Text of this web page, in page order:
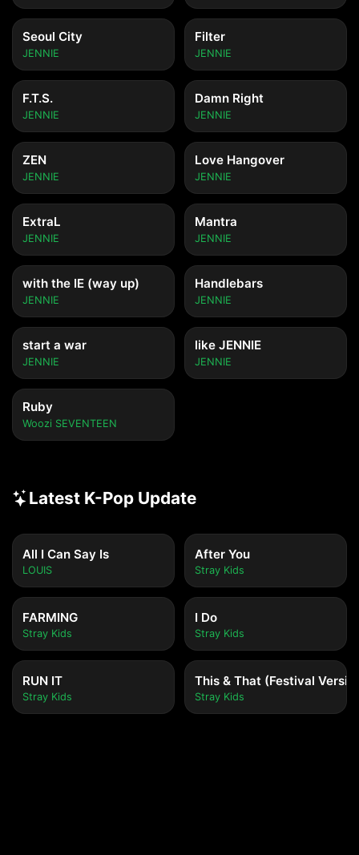
Seoul City
JENNIE
Filter
JENNIE
F.T.S.
JENNIE
Damn Right
JENNIE
ZEN
JENNIE
Love Hangover
JENNIE
ExtraL
JENNIE
Mantra
JENNIE
with the IE (way up)
JENNIE
Handlebars
JENNIE
start a war
JENNIE
like JENNIE
JENNIE
Ruby
Woozi SEVENTEEN
Latest K-Pop Update
All I Can Say Is
LOUIS
After You
Stray Kids
FARMING
Stray Kids
I Do
Stray Kids
RUN IT
Stray Kids
This & That (Festival
Stray Kids